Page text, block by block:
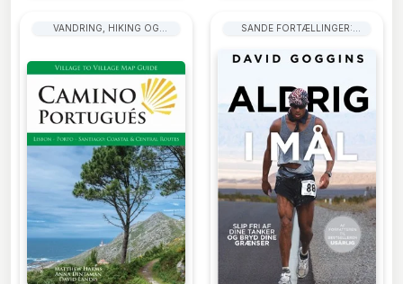
VANDRING, HIKING OG
SANDE FORTÆLLINGER: